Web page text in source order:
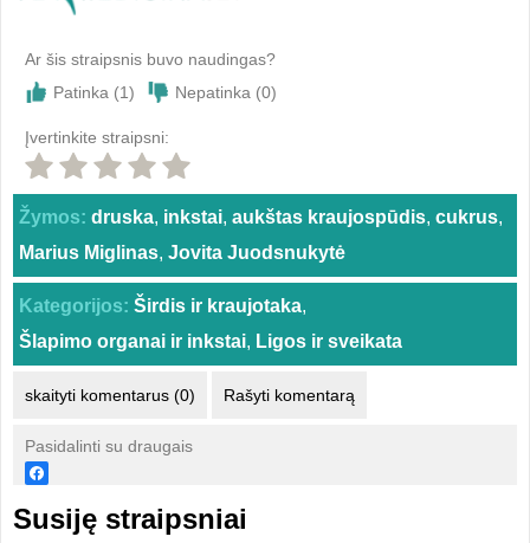
Ar šis straipsnis buvo naudingas?
Patinka (1) Nepatinka (0)
Įvertinkite straipsni:
Žymos: druska, inkstai, aukštas kraujospūdis, cukrus,
Marius Miglinas, Jovita Juodsnukytė
Kategorijos: Širdis ir kraujotaka,
Šlapimo organai ir inkstai, Ligos ir sveikata
skaityti komentarus (0) Rašyti komentarą
Pasidalinti su draugais
Susiję straipsniai